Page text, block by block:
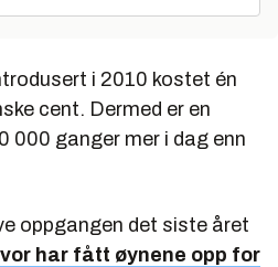
i 2010 kostet én
cent. Dermed er en
000 ganger mer i dag enn
oppgangen det siste året
har fått øynene opp for